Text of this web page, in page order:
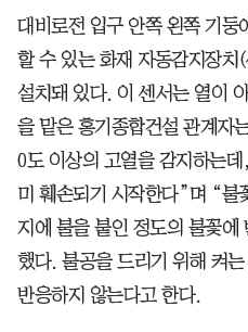
대비로전 입구 안쪽 왼쪽 기둥
할 수 있는 화재 자동감지장치
설치돼 있다. 이 센서는 열이
을 맡은 홍기종합건설 관계자
0도 이상의 고열을 감지하는
미 훼손되기 시작한다”며 “불
지에 불을 붙인 정도의 불꽃에
했다. 불공을 드리기 위해 켜
반응하지 않는다고 한다.